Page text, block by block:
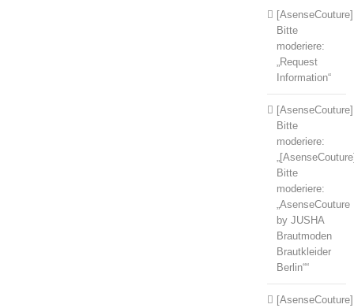
[AsenseCouture]
Bitte
moderiere:
„Request
Information“
[AsenseCouture]
Bitte
moderiere:
Bitte
moderiere:
„AsenseCouture
by JUSHA
Brautmoden
Brautkleider
Berlin““
[AsenseCouture]